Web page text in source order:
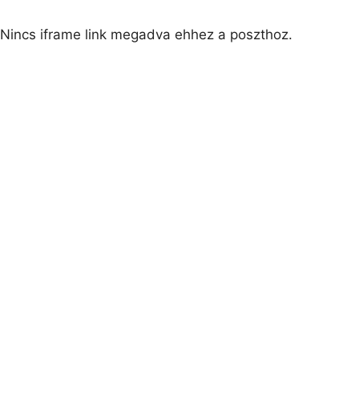
Nincs iframe link megadva ehhez a poszthoz.